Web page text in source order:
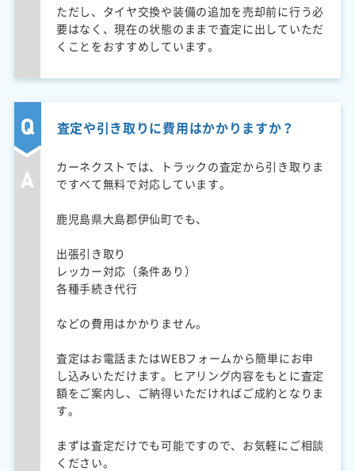
ただし、タイヤ交換や装備の追加を売却前に行う必
要はなく、現在の状態のままで査定に出していただ
くことをおすすめしています。
査定や引き取りに費用はかかりますか？
カーネクストでは、トラックの査定から引き取りま
ですべて無料で対応しています。
鹿児島県大島郡伊仙町でも、
出張引き取り
レッカー対応（条件あり）
各種手続き代行
などの費用はかかりません。
査定はお電話またはWEBフォームから簡単にお申
し込みいただけます。ヒアリング内容をもとに査定
額をご案内し、ご納得いただければご成約となりま
す。
まずは査定だけでも可能ですので、お気軽にご相談
ください。